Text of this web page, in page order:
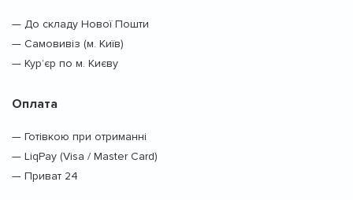
— До складу Нової Пошти
— Самовивіз (м. Київ)
— Кур’єр по м. Києву
Оплата
— Готівкою при отриманні
— LiqPay (Visa / Master Card)
— Приват 24